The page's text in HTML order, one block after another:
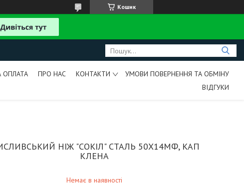
Кошик
ОПЛАТА ПРО НАС КОНТАКТИ
УМОВИ ПОВЕРНЕННЯ ТА ОБМІНУ
ВІДГУКИ
НІЖ "СОКІЛ" СТАЛЬ 50Х14МФ, КАП
КЛЕНА
Немає в наявності